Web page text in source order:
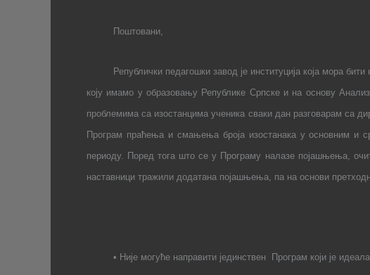
Поштовани,
Републички педагошки завод је институција која мора
коју имамо у образовању Републике Српске и на основу
проблемима са изостанцима ученика сваки дан разговарам са
Програм праћења и смањења броја изостанака у основним и
периоду. Поред тога што се у Програму налазе појашњења,
наставници тражили додатана појашњења, па на основи
• Није могуће направити јединствен Програм који је